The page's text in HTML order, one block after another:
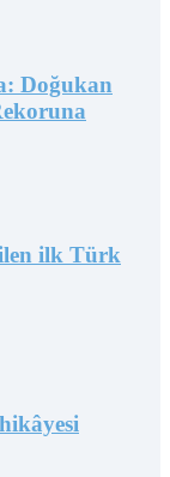
Doğukan
ilk Türk